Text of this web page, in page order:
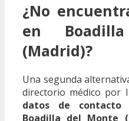
¿No
en
(Madrid)?
Una segunda
directorio médico por
datos de
Boadilla del Monte